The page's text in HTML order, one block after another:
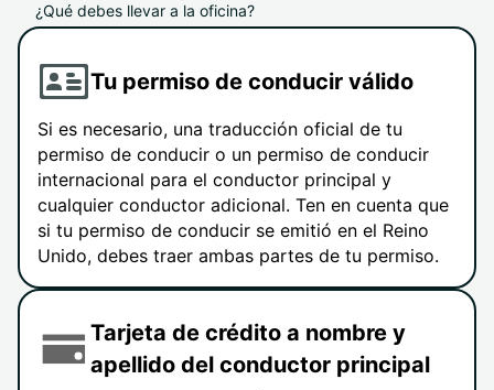
¿Qué debes llevar a la oficina?
Tu permiso de conducir válido
Si es necesario, una traducción oficial de tu
permiso de conducir o un permiso de conducir
internacional para el conductor principal y
cualquier conductor adicional. Ten en cuenta que
si tu permiso de conducir se emitió en el Reino
Unido, debes traer ambas partes de tu permiso.
Tarjeta de crédito a nombre y
apellido del conductor principal